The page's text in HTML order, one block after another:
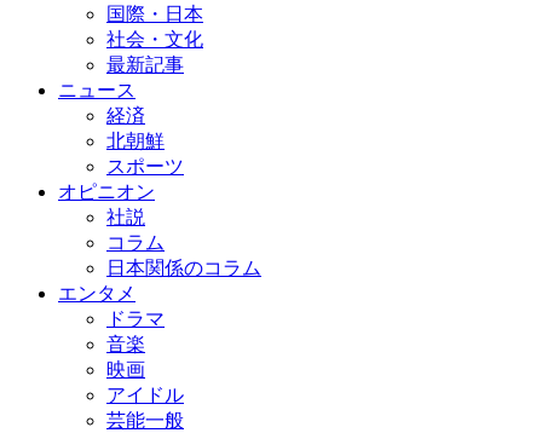
国際・日本
社会・文化
最新記事
ニュース
経済
北朝鮮
スポーツ
オピニオン
社説
コラム
日本関係のコラム
エンタメ
ドラマ
音楽
映画
アイドル
芸能一般